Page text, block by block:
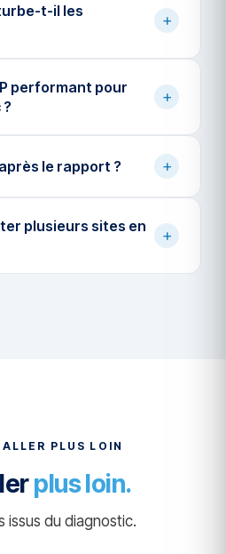
t-il les
+
performant pour
+
le rapport ? +
plusieurs sites en
+
ALLER PLUS LOIN
plus loin.
issus du diagnostic.